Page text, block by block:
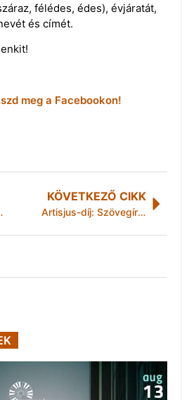
félédes, édes), évjáratát,
és címét.
meg a Facebookon!
Deák-Bárdos Mihály
KÖVETKEZŐ CIKK
Artisjus-díj: Szövegírói életműdíjas Hobo